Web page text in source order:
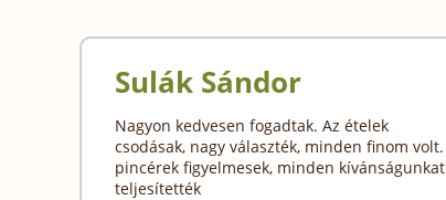
Sulák Sándor
Nagyon kedvesen fogadtak. Az ételek
csodásak, nagy választék, minden finom
pincérek figyelmesek, minden kívánságunkat
teljesítették